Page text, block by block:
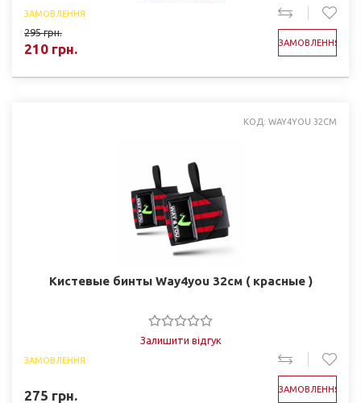
ЗАМОВЛЕННЯ
295грн.
210 грн. ЗАМОВЛЕННЯ
КОД: WAY4YOU 32СМ
Кистевые бинты Way4you 32см ( красные )
Залишити відгук
ЗАМОВЛЕННЯ
275 грн. ЗАМОВЛЕННЯ